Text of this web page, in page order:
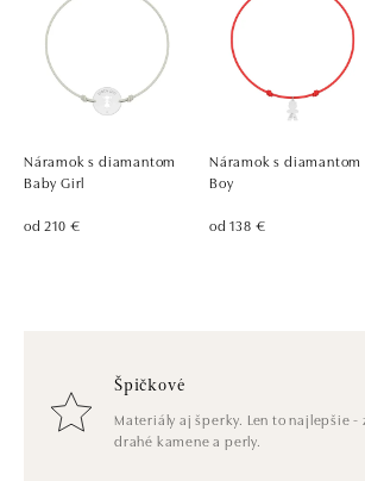
Náramok s diamantom
Baby Girl
od 210 €
Náramok s diamantom
Boy
od 138 €
Špičkové
Materiály aj šperky. Len to najlepšie -
drahé kamene a perly.